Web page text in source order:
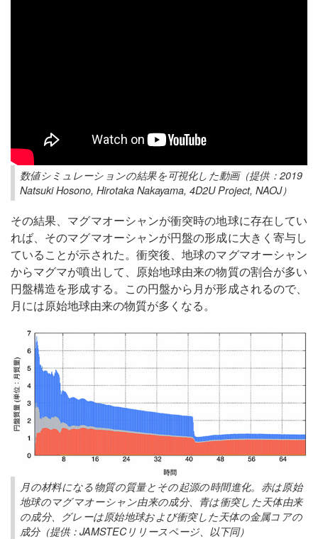
数値シミュレーションの結果を可視化した動画（提供：2019
Natsuki Hosono, Hirotaka Nakayama, 4D2U Project, NAOJ）
その結果、マグマオーシャンが衝突時の地球に存在してい
れば、そのマグマオーシャンが円盤の形成に大きく寄与し
ていることが示された。衝突後、地球のマグマオーシャン
からマグマが噴出して、原始地球由来の物質の割合が多い
円盤構造を形成する。この円盤から月が形成されるので、
月には原始地球由来の物質が多くなる。
月の材料になる物質の質量とその起源の時間進化。赤は原始
地球のマグマオーシャン由来の成分、青は衝突した天体由来
の成分、グレーは原始地球および衝突した天体の金属コアの
成分（提供：JAMSTECリリースページ、以下同）